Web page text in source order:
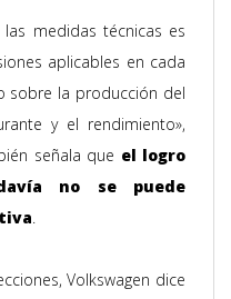
medidas técnicas es
aplicables en cada
sobre la producción del
y el rendimiento»,
señala que el logro
no se puede
.
Volkswagen dice